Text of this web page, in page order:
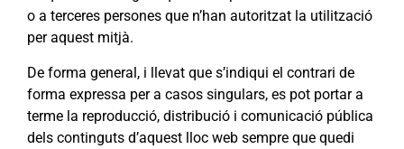
o a terceres persones que n’han autoritzat la utilització
per aquest mitjà.
De forma general, i llevat que s’indiqui el contrari de
forma expressa per a casos singulars, es pot portar a
terme la reproducció, distribució i comunicació pública
dels continguts d’aquest lloc web sempre que quedi